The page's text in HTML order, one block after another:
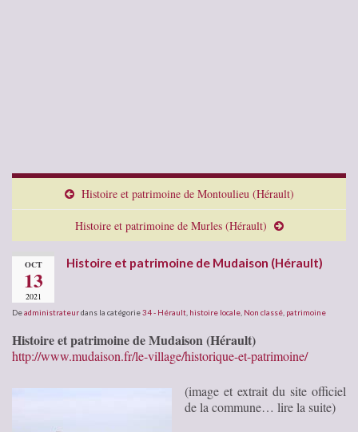
Histoire et patrimoine de Montoulieu (Hérault)
Histoire et patrimoine de Murles (Hérault)
OCT
13
2021
Histoire et patrimoine de Mudaison (Hérault)
Deadministrateurdans la catégorie34 - Hérault histoire locale Non classé patrimoine
Histoire et patrimoine de Mudaison (Hérault)
http://www.mudaison.fr/le-village/historique-et-patrimoine/
(image et extrait du site officiel
de la commune… lire la suite)